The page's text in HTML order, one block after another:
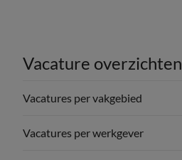
Vacature overzichten
Vacatures per vakgebied
Vacatures per werkgever